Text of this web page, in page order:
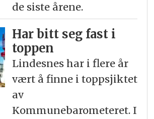
de siste årene.
Har bitt seg fast i
toppen
Lindesnes har i flere år
vært å finne i toppsjiktet
av
Kommunebarometeret. I